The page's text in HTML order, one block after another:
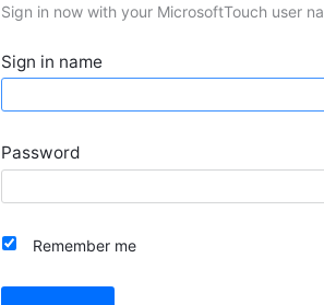
Sign in now with your MicrosoftTouch user
Sign in name
Password
Remember me